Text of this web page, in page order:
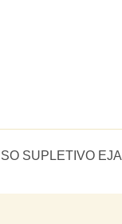
SUPLETIVO EJA